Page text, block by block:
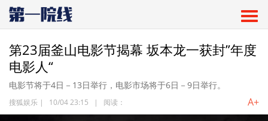
第23届釜山电影节揭幕 坂本龙一获封”年度
电影人“
电影节将于4日－13日举行，电影市场将于6日－9日举行。
搜狐娱乐 | 10/04 23:15 | 阅读： A+